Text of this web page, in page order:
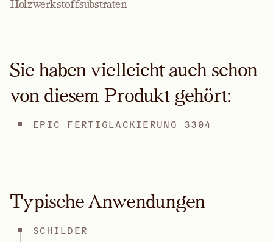
Holzwerkstoffsubstraten
Sie haben vielleicht auch schon
von diesem Produkt gehört:
EPIC FERTIGLACKIERUNG 3304
Typische Anwendungen
SCHILDER